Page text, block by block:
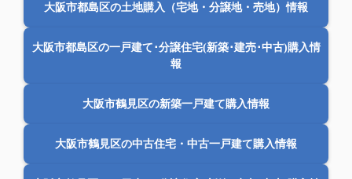
大阪市都島区の土地購入（宅地・分譲地・売地）情報
大阪市都島区の一戸建て･分譲住宅(新築･建売･中古)購入情
報
大阪市鶴見区の新築一戸建て購入情報
大阪市鶴見区の中古住宅・中古一戸建て購入情報